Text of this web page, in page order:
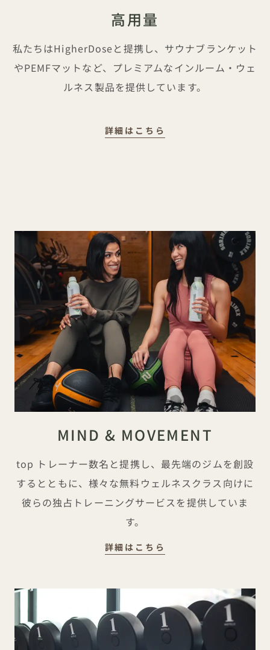
高用量
私たちはHigherDoseと提携し、サウナブランケット
やPEMFマットなど、プレミアムなインルーム・ウェ
ルネス製品を提供しています。
詳細はこちら
MIND & MOVEMENT
top トレーナー数名と提携し、最先端のジムを創設
するとともに、様々な無料ウェルネスクラス向けに
彼らの独占トレーニングサービスを提供していま
す。
詳細はこちら